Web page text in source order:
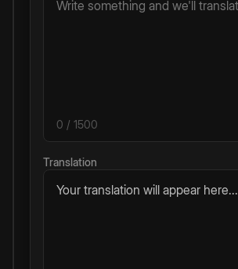
0 / 1500
Translation
Your translation will appear here...